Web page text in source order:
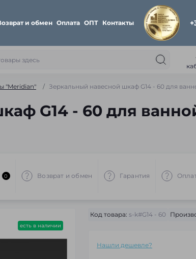
и обмен Оплата ОПТ Контакты
"Meridian" Зеркальный навесной шкаф G14 - 60 для
G14 - 60 для
0 Возврат и обмен Гарантия
есть в наличии
Код товара: s-k#G14 - 60
Нашли дешевле?